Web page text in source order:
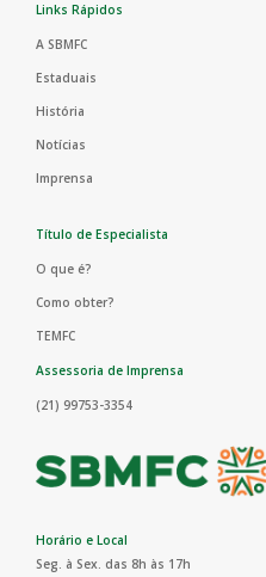
Links Rápidos
A SBMFC
Estaduais
História
Notícias
Imprensa
Título de Especialista
O que é?
Como obter?
TEMFC
Assessoria de Imprensa
(21) 99753-3354
Horário e Local
Seg. à Sex. das 8h às 17h